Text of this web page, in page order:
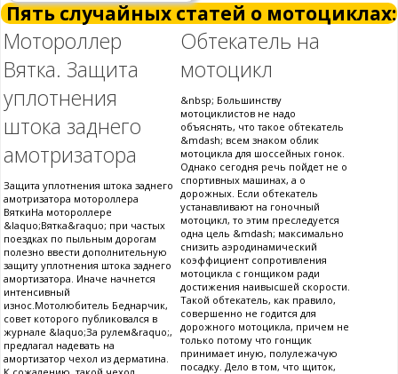
Пять случайных статей о мотоциклах:
Мотороллер
Вятка. Защита
уплотнения
штока заднего
амотризатора
Защита уплотнения штока заднего
амотризатора мотороллера
ВяткиНа мотороллере
&laquo;Вятка&raquo; при частых
поездках по пыльным дорогам
полезно ввести дополнительную
защиту уплотнения штока заднего
амортизатора. Иначе начнется
интенсивный
износ.Мотолюбитель Беднарчик,
совет которого публиковался в
журнале &laquo;За рулем&raquo;,
предлагал надевать на
амортизатор чехол из дерматина.
Обтекатель на
мотоцикл
&nbsp; Большинству
мотоциклистов не надо
объяснять, что такое обтекатель
&mdash; всем знаком облик
мотоцикла для шоссейных гонок.
Однако сегодня речь пойдет не о
спортивных машинах, а о
дорожных. Если обтекатель
устанавливают на гоночный
мотоцикл, то этим преследуется
одна цель &mdash; максимально
снизить аэродинамический
коэффициент сопротивления
мотоцикла с гонщиком ради
достижения наивысшей скорости.
Такой обтекатель, как правило,
совершенно не годится для
дорожного мотоцикла, причем не
только потому что гонщик
принимает иную, полулежачую
посадку. Дело в том, что щиток,